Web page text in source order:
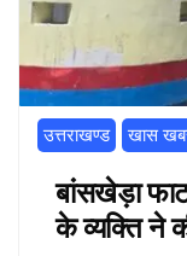
उत्तराखण्ड खास
बांसखेड़ा
के व्यक्ति ने